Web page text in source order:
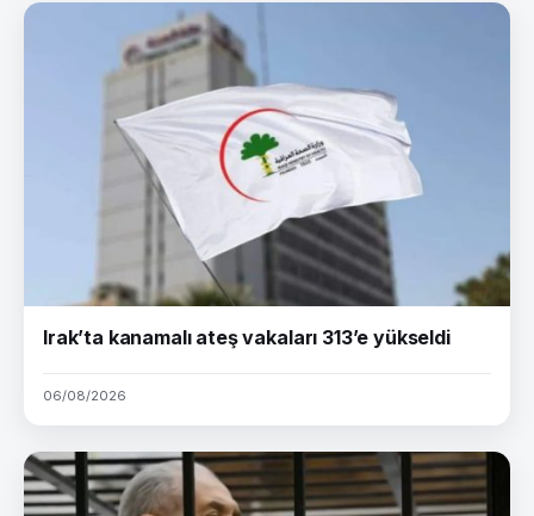
Irak’ta kanamalı ateş vakaları 313’e yükseldi
06/08/2026